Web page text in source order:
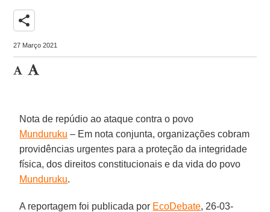
share
27 Março 2021
Nota de repúdio ao ataque contra o povo
Munduruku – Em nota conjunta, organizações cobram
providências urgentes para a proteção da integridade
física, dos direitos constitucionais e da vida do povo
Munduruku.
A reportagem foi publicada por EcoDebate, 26-03-